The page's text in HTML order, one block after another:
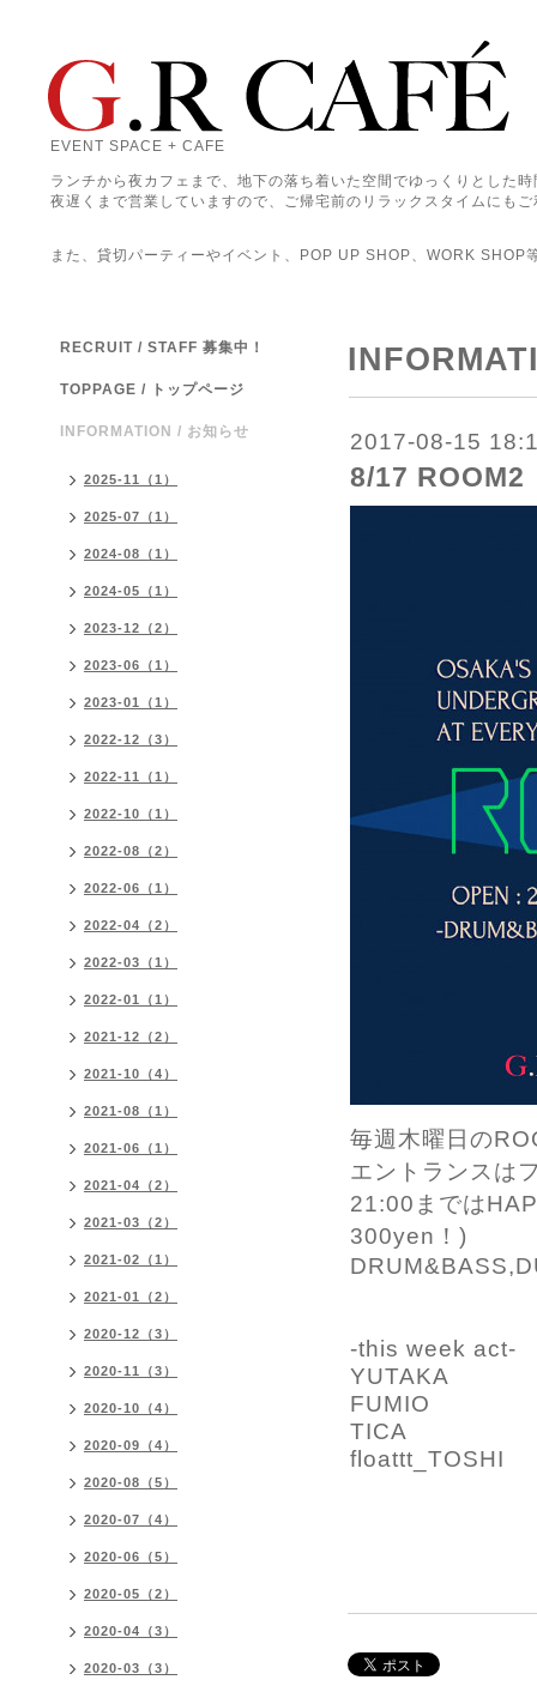
EVENT SPACE + CAFE
ランチから夜カフェまで、地下の落ち着いた空間でゆっくりとした
夜遅くまで営業していますので、ご帰宅前のリラックスタイムにも
また、貸切パーティーやイベント、POP UP SHOP、WORK SHOP
2017-08-15
8/17 ROOM2
毎週木曜日の
エントランスは
21:00までは
300yen！)
-this week act-
YUTAKA
FUMIO
TICA
floattt_TOSHI
RECRUIT / STAFF 募集中！
TOPPAGE / トップページ
INFORMATION / お知らせ
2025-11（1）
2025-07（1）
2024-08（1）
2024-05（1）
2023-12（2）
2023-06（1）
2023-01（1）
2022-12（3）
2022-11（1）
2022-10（1）
2022-08（2）
2022-06（1）
2022-04（2）
2022-03（1）
2022-01（1）
2021-12（2）
2021-10（4）
2021-08（1）
2021-06（1）
2021-04（2）
2021-03（2）
2021-02（1）
2021-01（2）
2020-12（3）
2020-11（3）
2020-10（4）
2020-09（4）
2020-08（5）
2020-07（4）
2020-06（5）
2020-05（2）
2020-04（3）
2020-03（3）